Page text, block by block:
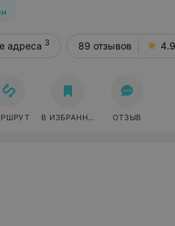
адреса 3 89 отзывов 4.9
В ИЗБРАННОЕ ОТЗЫВ